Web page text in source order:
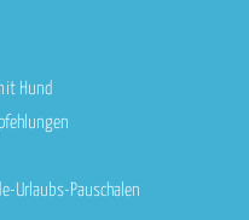
Hund
Urlaubs-Pauschalen